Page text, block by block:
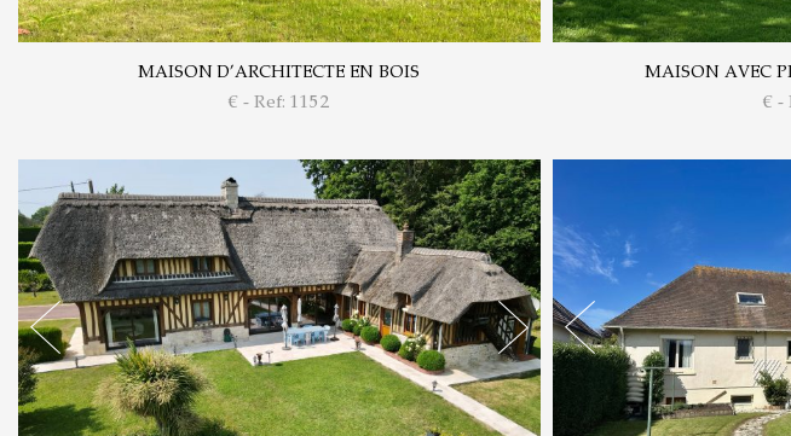
MAISON D’ARCHITECTE EN BOIS
€ - Ref: 1152
MAISON AVEC
€ -